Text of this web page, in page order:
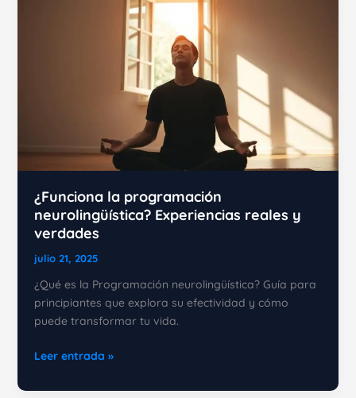
¿Funciona la programación
neurolingüística? Experiencias reales y
verdades
julio 21, 2025
¿Qué es la Programación neurolingüística? Guía para
principiantes que explora su efectividad y cómo
puede transformar tu vida.
¿Funciona
programación
Leer entrada »